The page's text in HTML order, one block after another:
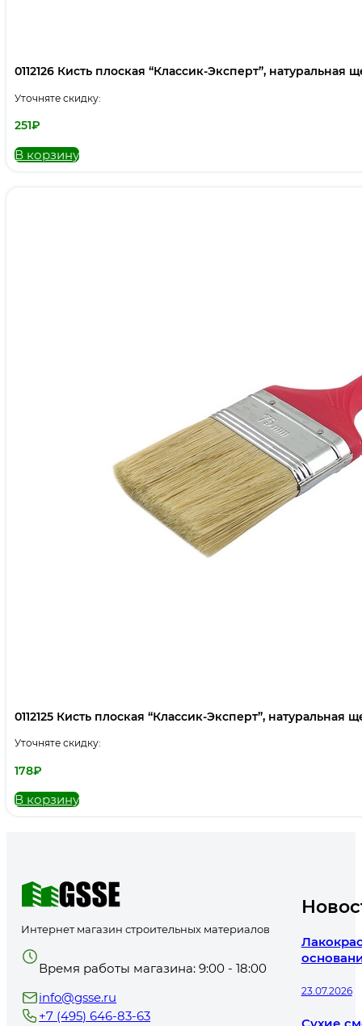
0112126 Кисть плоская “Классик-Эксперт”, натуральная
Уточняте скидку:
251₽
В корзину
0112125 Кисть плоская “Классик-Эксперт”, натуральная
Уточняте скидку:
178₽
В корзину
Интернет магазин строительных материалов
Время работы магазина: 9:00 - 18:00
info@gsse.ru
+7 (495) 646-83-63
23.07.2026